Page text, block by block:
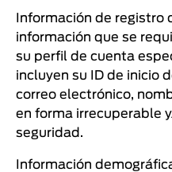
Información de registro
información que se
su perfil de cuenta
incluyen su ID de inicio
correo electrónico,
en forma irrecuperable
seguridad.
Información